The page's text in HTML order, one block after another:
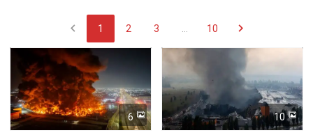
chevron_left 1 2 3 10 chevron_right
6 10